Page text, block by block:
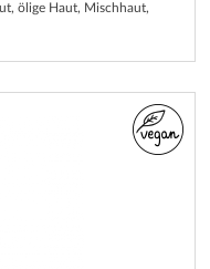
ölige Haut, Mischhaut,